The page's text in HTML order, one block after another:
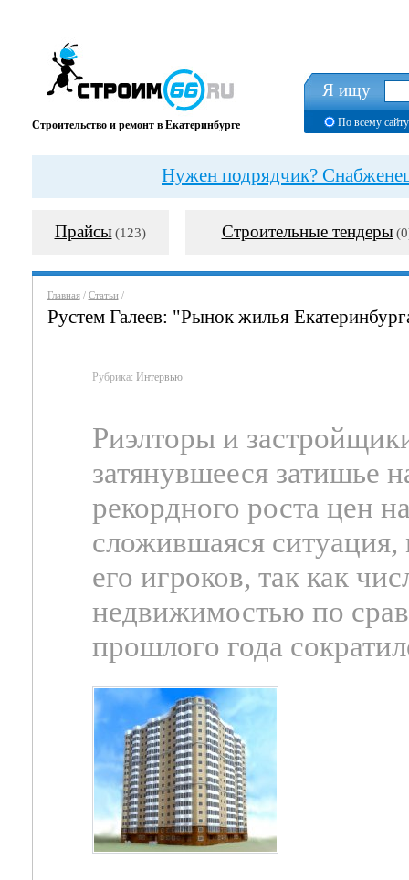
Строительство и ремонт в Екатеринбурге
Я ищу
По всему сайту
Нужен подрядчик?
Прайсы (123) Строительные тендеры
Главная/ Статьи/
Рустем Галеев: "Рынок жилья
Рубрика: Интервью
Риэлторы и
затянувшееся затишье
рекордного роста цен
сложившаяся ситуация,
его игроков, так как
недвижимостью по
прошлого года